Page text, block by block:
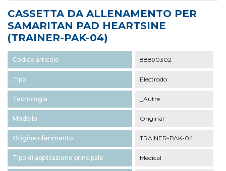
CASSETTA DA ALLENAMENTO PER
SAMARITAN PAD HEARTSINE
(TRAINER-PAK-04)
Codice articolo 88890302
Tipo Electrodo
Tecnologia _Autre
Modello Original
Origine riferimento TRAINER-PAK-04
Tipo di applicazione principale Medical